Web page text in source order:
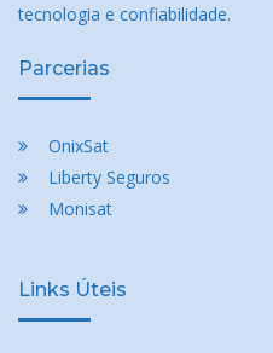
tecnologia e confiabilidade.
Parcerias
OnixSat
Liberty Seguros
Monisat
Links Úteis